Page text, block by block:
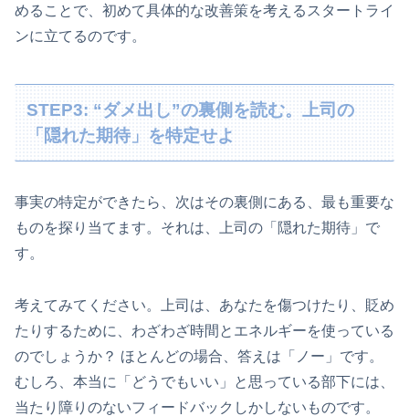
めることで、初めて具体的な改善策を考えるスタートライ
ンに立てるのです。
STEP3: “ダメ出し”の裏側を読む。上司の
「隠れた期待」を特定せよ
事実の特定ができたら、次はその裏側にある、最も重要な
ものを探り当てます。それは、上司の「隠れた期待」で
す。
考えてみてください。上司は、あなたを傷つけたり、貶め
たりするために、わざわざ時間とエネルギーを使っている
のでしょうか？ ほとんどの場合、答えは「ノー」です。
むしろ、本当に「どうでもいい」と思っている部下には、
当たり障りのないフィードバックしかしないものです。